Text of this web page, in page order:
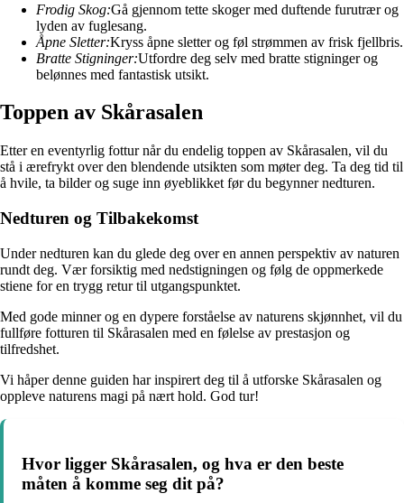
Frodig Skog:Gå gjennom tette skoger med duftende furutrær og
lyden av fuglesang.
Åpne Sletter:Kryss åpne sletter og føl strømmen av frisk fjellbris.
Bratte Stigninger:Utfordre deg selv med bratte stigninger og
belønnes med fantastisk utsikt.
Toppen av Skårasalen
Etter en eventyrlig fottur når du endelig toppen av Skårasalen, vil du
stå i ærefrykt over den blendende utsikten som møter deg. Ta deg tid til
å hvile, ta bilder og suge inn øyeblikket før du begynner nedturen.
Nedturen og Tilbakekomst
Under nedturen kan du glede deg over en annen perspektiv av naturen
rundt deg. Vær forsiktig med nedstigningen og følg de oppmerkede
stiene for en trygg retur til utgangspunktet.
Med gode minner og en dypere forståelse av naturens skjønnhet, vil du
fullføre fotturen til Skårasalen med en følelse av prestasjon og
tilfredshet.
Vi håper denne guiden har inspirert deg til å utforske Skårasalen og
oppleve naturens magi på nært hold. God tur!
Hvor ligger Skårasalen, og hva er den beste
måten å komme seg dit på?